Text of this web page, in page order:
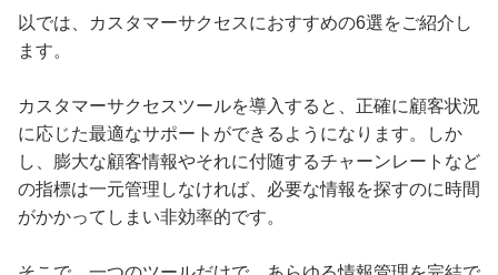
以では、カスタマーサクセスにおすすめの6選をご紹介し
ます。
カスタマーサクセスツールを導入すると、正確に顧客状況
に応じた最適なサポートができるようになります。しか
し、膨大な顧客情報やそれに付随するチャーンレートなど
の指標は一元管理しなければ、必要な情報を探すのに時間
がかかってしまい非効率的です。